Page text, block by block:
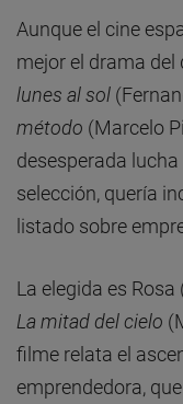
Aunque el cine
mejor el drama
lunes al sol
método (Marcelo
desesperada
selección, quería
listado sobre
La elegida es
La mitad del cielo
filme relata el
emprendedora,